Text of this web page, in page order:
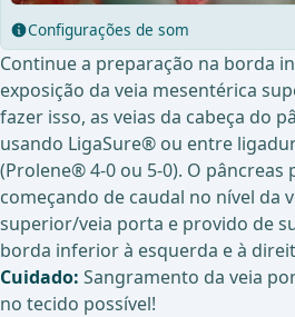
Configurações de som
Continue a preparação na borda
exposição da veia mesentérica
fazer isso, as veias da cabeça do
usando LigaSure® ou entre
(Prolene® 4-0 ou 5-0). O
começando de caudal no nível da
superior/veia porta e provido de
borda inferior à esquerda e à
Cuidado: Sangramento da veia
no tecido possível!